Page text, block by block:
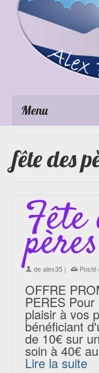
Menu
fête des
Fête
pères
dealex35 | Posté
OFFRE
PERES
plaisir à vos
bénéficiant
de 10€ sur
soin à 40€
Lire la suite